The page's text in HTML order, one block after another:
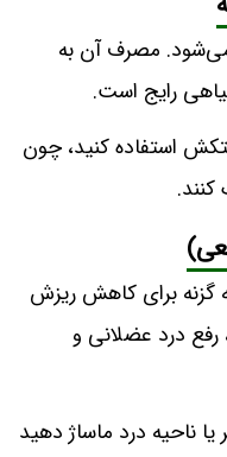
می‌شود. مصرف آن به
رایج است.
استفاده کنید، چون
گزنه برای کاهش ریزش
درد عضلانی و
ناحیه درد ماساژ دهید